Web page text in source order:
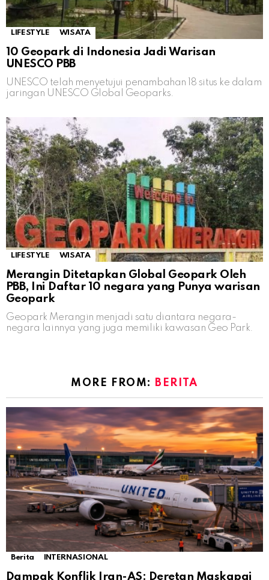
LIFESTYLE WISATA
10 Geopark di Indonesia Jadi Warisan
UNESCO PBB
UNESCO telah menyetujui penambahan 18 situs ke dalam
jaringan UNESCO Global Geoparks.
LIFESTYLE WISATA
Merangin Ditetapkan Global Geopark Oleh
PBB, Ini Daftar 10 negara yang Punya warisan
Geopark
Geopark Merangin menjadi satu diantara negara-
negara lainnya yang juga memiliki kawasan Geo Park.
MORE FROM: BERITA
Berita INTERNASIONAL
Dampak Konflik Iran-AS: Deretan Maskapai